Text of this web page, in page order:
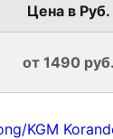
Цена в Руб.
от 1490 руб.
KGM